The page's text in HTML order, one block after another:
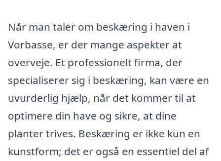
Når man taler om beskæring i haven i
Vorbasse, er der mange aspekter at
overveje. Et professionelt firma, der
specialiserer sig i beskæring, kan være en
uvurderlig hjælp, når det kommer til at
optimere din have og sikre, at dine
planter trives. Beskæring er ikke kun en
kunstform; det er også en essentiel del af